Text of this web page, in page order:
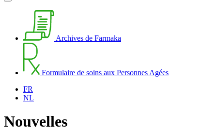
Archives de Farmaka
Formulaire de soins aux Personnes Agées
FR
NL
Nouvelles